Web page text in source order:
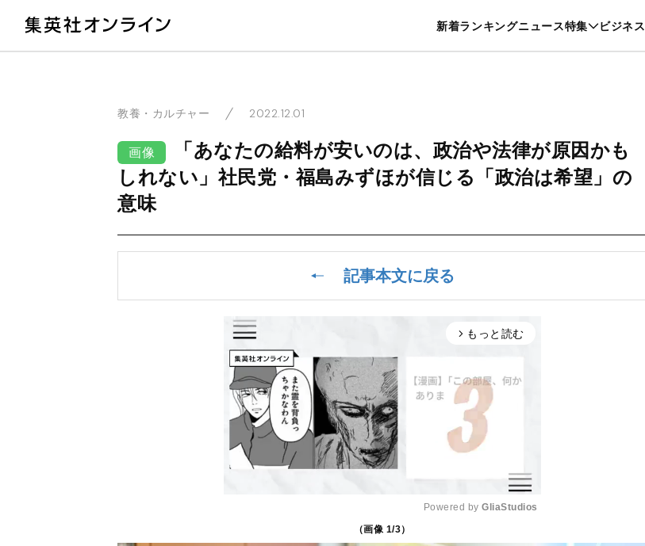
新着ランキングニュース特集 ビジネス
暮らし スポーツ ヘルスケア 美容
教養・カルチャー 2022.12.01
画像
「あなたの給料が安いのは、政治や法律が原因かも
しれない」社民党・福島みずほが信じる「政治は希望」の
意味
記事本文に戻る
arrow_forward_ios もっと読む
Powered by GliaStudios
（画像 1/3）